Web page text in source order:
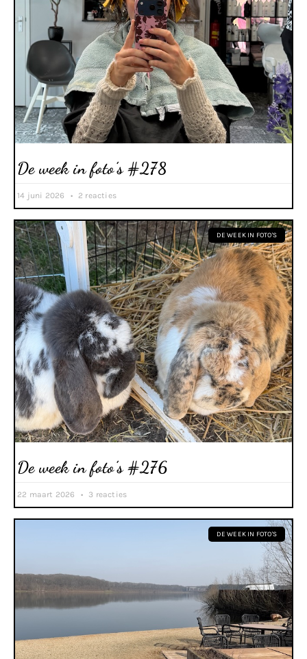
De week in foto’s #278
14 juni 2026 2 reacties
DE WEEK IN FOTO'S
De week in foto’s #276
22 maart 2026 3 reacties
DE WEEK IN FOTO'S